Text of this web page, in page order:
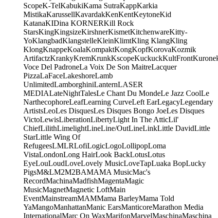
ScopeK-TelKabukiKama SutraKappKarkia
MistikaKarussellKavardakKenKentKeytoneKid
KatanaKIDina KORNERKill Rock
StarsKingKingsizeKirshnerKismetKitchenwareKitty-
YoKlangbadKlangstelleKleinKlimtKling KlangKling
KlongKnappeKoalaKompaktKongKopfKorovaKozmik
ArtifactzKrankyKremKrunkKscopeKuckuckKultFront
Voce Del PadroneLa Voix De Son MaitreLacquer
PizzaLaFaceLakeshoreLamb
UnlimitedLamborghiniLanternLASER
MEDIALateNightTalesLe Chant Du MondeLe Jazz CoolLe
NarthecophoreLeafLearning CurveLeft EarLegacyLegendary
ArtistsLeoLes DisquesLes Disques Bongo JoeLes Disques
VictoLewisLiberationLibertyLight In The AtticLil'
ChiefLilithLimelightLineLine/OutLineLinkLittle DavidLittle
StarLittle Wing Of
RefugeesLMLRLofiLogicLogoLollipopLoma
VistaLondonLong HairLook BackLotusLotus
EyeLouLoudLoveLovely MusicLoveTapLuaka BopLucky
PigsM&LM2M2BAMAMA MusicMac's
RecordMachinaMadfishMagentaMagic
MusicMagnetMagnetic LoftMain
EventMainstreamMAMMama BarleyMama Told
YaMangoManhattanManic EarsManticoreMarathon Media
InternationalMarc On WaxMarifonMarvelMaschinaMaschina